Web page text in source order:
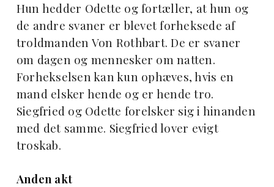
Hun hedder Odette og fortæller, at hun og
de andre svaner er blevet forheksede af
troldmanden Von Rothbart. De er svaner
om dagen og mennesker om natten.
Forhekselsen kan kun ophæves, hvis en
mand elsker hende og er hende tro.
Siegfried og Odette forelsker sig i hinanden
med det samme. Siegfried lover evigt
troskab.
Anden akt